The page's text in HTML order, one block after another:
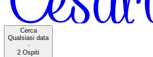
Cerca
Qualsiasi data
·
2 Ospiti